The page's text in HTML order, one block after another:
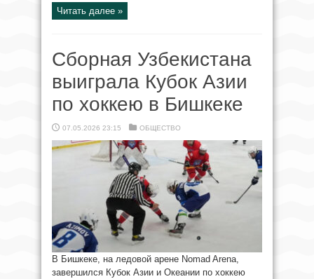
Читать далее »
Сборная Узбекистана
выиграла Кубок Азии
по хоккею в Бишкеке
07.05.2026 23:15 ОБЩЕСТВО
В Бишкеке, на ледовой арене Nomad Arena,
завершился Кубок Азии и Океании по хоккею